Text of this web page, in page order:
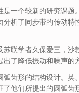
一个较新的研究课题
析了同步带的传动
苏联学者久保爱三，
了降低振动和噪声的
弧齿形的结构设计。
他们所提出的圆弧齿